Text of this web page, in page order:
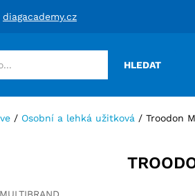
diagacademy.cz
HLEDAT
/ Osobní a lehká užitková / Troodon